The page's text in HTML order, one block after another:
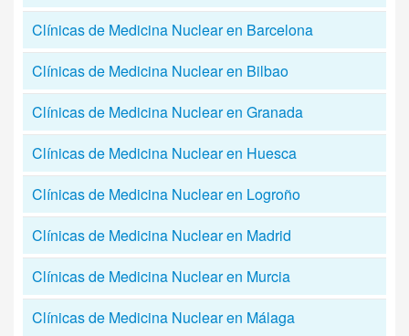
Clínicas de Medicina Nuclear en Barcelona
Clínicas de Medicina Nuclear en Bilbao
Clínicas de Medicina Nuclear en Granada
Clínicas de Medicina Nuclear en Huesca
Clínicas de Medicina Nuclear en Logroño
Clínicas de Medicina Nuclear en Madrid
Clínicas de Medicina Nuclear en Murcia
Clínicas de Medicina Nuclear en Málaga